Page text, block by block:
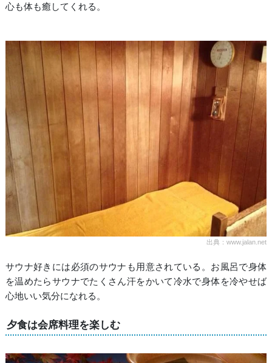
心も体も癒してくれる。
出典：www.jalan.net
サウナ好きには必須のサウナも用意されている。お風呂で身体
を温めたらサウナでたくさん汗をかいて冷水で身体を冷やせば
心地いい気分になれる。
夕食は会席料理を楽しむ